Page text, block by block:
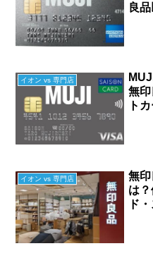
良
イオン vs 専門店
無印
ト
イオン vs 専門店
無
は
ド